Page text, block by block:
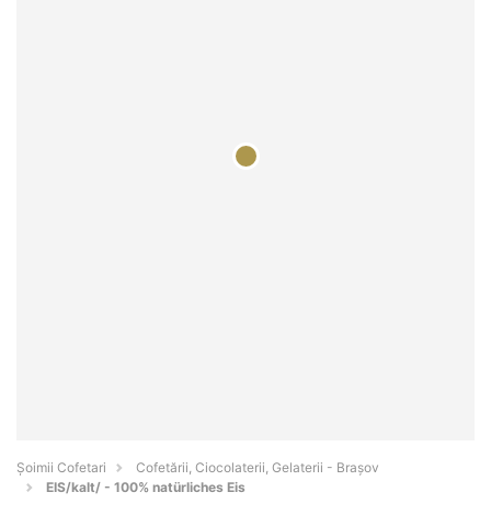
Șoimii Cofetari
Cofetării, Ciocolaterii, Gelaterii - Braşov
EIS/kalt/ - 100% natürliches Eis